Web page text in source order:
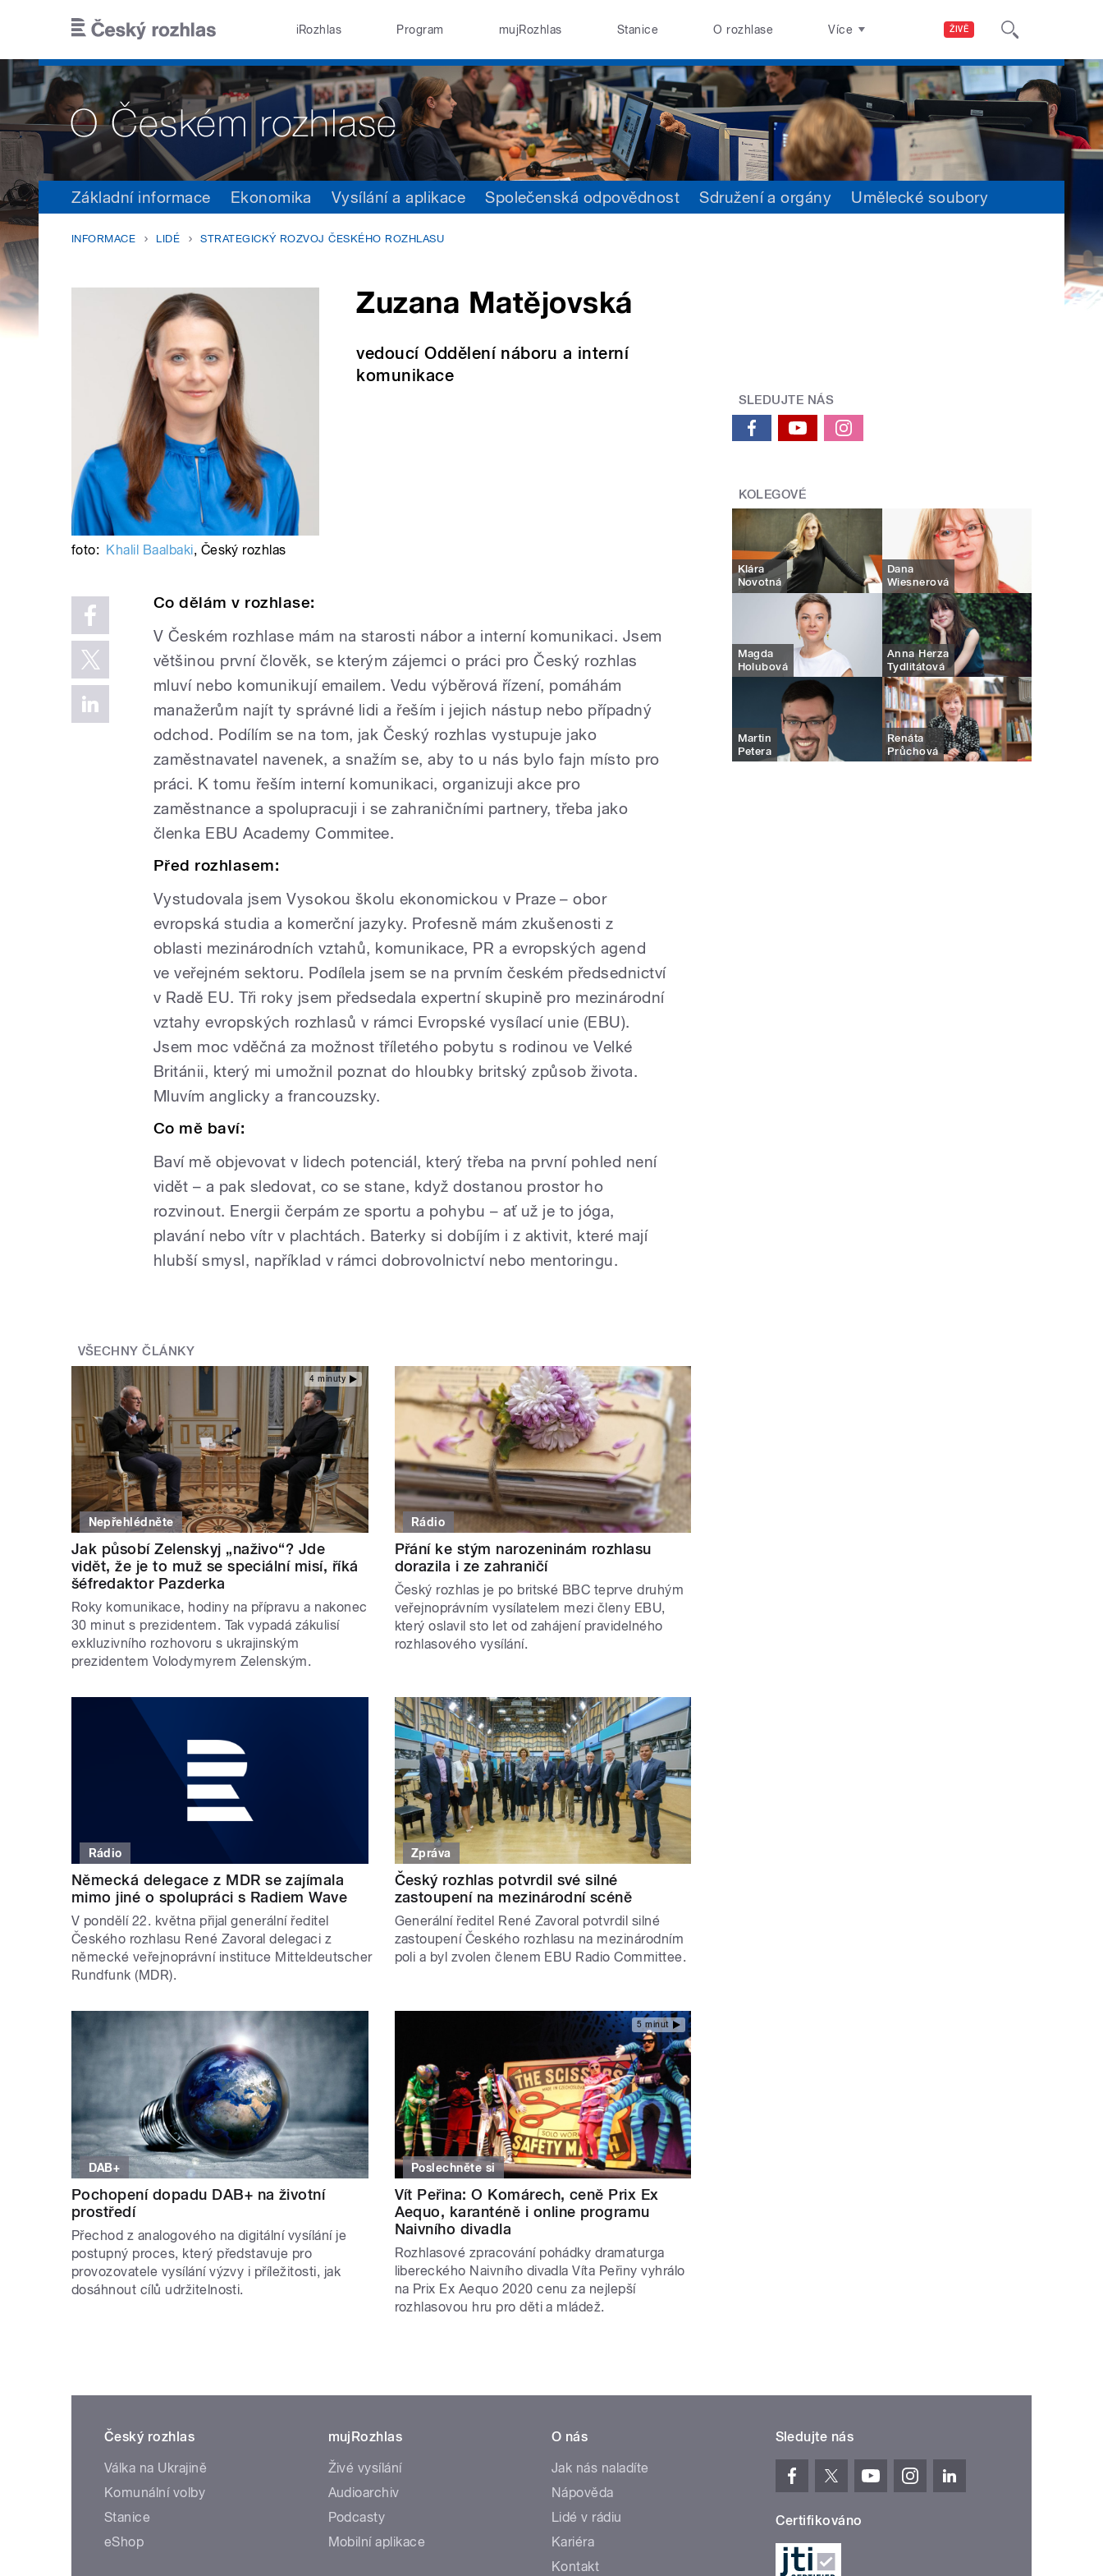
ŽIVĚ
iRozhlas Program mujRozhlas Stanice O rozhlase Více
Základní informace Ekonomika Vysílání a aplikace Společenská odpovědnost Sdružení a orgány Umělecké soubory
INFORMACE LIDÉ STRATEGICKÝ ROZVOJ ČESKÉHO ROZHLASU
Zuzana Matějovská
vedoucí Oddělení náboru a interní
komunikace
foto: Khalil Baalbaki, Český rozhlas
Co dělám v rozhlase:
V Českém rozhlase mám na starosti nábor a interní komunikaci. Jsem
většinou první člověk, se kterým zájemci o práci pro Český rozhlas
mluví nebo komunikují emailem. Vedu výběrová řízení, pomáhám
manažerům najít ty správné lidi a řeším i jejich nástup nebo případný
odchod. Podílím se na tom, jak Český rozhlas vystupuje jako
zaměstnavatel navenek, a snažím se, aby to u nás bylo fajn místo pro
práci. K tomu řeším interní komunikaci, organizuji akce pro
zaměstnance a spolupracuji i se zahraničními partnery, třeba jako
členka EBU Academy Commitee.
Před rozhlasem:
Vystudovala jsem Vysokou školu ekonomickou v Praze – obor
evropská studia a komerční jazyky. Profesně mám zkušenosti z
oblasti mezinárodních vztahů, komunikace, PR a evropských agend
ve veřejném sektoru. Podílela jsem se na prvním českém předsednictví
v Radě EU. Tři roky jsem předsedala expertní skupině pro mezinárodní
vztahy evropských rozhlasů v rámci Evropské vysílací unie (EBU).
Jsem moc vděčná za možnost tříletého pobytu s rodinou ve Velké
Británii, který mi umožnil poznat do hloubky britský způsob života.
Mluvím anglicky a francouzsky.
Co mě baví:
Baví mě objevovat v lidech potenciál, který třeba na první pohled není
vidět – a pak sledovat, co se stane, když dostanou prostor ho
rozvinout. Energii čerpám ze sportu a pohybu – ať už je to jóga,
plavání nebo vítr v plachtách. Baterky si dobíjím i z aktivit, které mají
hlubší smysl, například v rámci dobrovolnictví nebo mentoringu.
VŠECHNY ČLÁNKY
4 minuty
Nepřehlédněte
Jak působí Zelenskyj „naživo“? Jde
vidět, že je to muž se speciální misí, říká
šéfredaktor Pazderka
Roky komunikace, hodiny na přípravu a nakonec
30 minut s prezidentem. Tak vypadá zákulisí
exkluzivního rozhovoru s ukrajinským
prezidentem Volodymyrem Zelenským.
Rádio
Přání ke stým narozeninám rozhlasu
dorazila i ze zahraničí
Český rozhlas je po britské BBC teprve druhým
veřejnoprávním vysílatelem mezi členy EBU,
který oslavil sto let od zahájení pravidelného
rozhlasového vysílání.
Rádio
Německá delegace z MDR se zajímala
mimo jiné o spolupráci s Radiem Wave
V pondělí 22. května přijal generální ředitel
Českého rozhlasu René Zavoral delegaci z
německé veřejnoprávní instituce Mitteldeutscher
Rundfunk (MDR).
Zpráva
Český rozhlas potvrdil své silné
zastoupení na mezinárodní scéně
Generální ředitel René Zavoral potvrdil silné
zastoupení Českého rozhlasu na mezinárodním
poli a byl zvolen členem EBU Radio Committee.
DAB+
Pochopení dopadu DAB+ na životní
prostředí
Přechod z analogového na digitální vysílání je
postupný proces, který představuje pro
provozovatele vysílání výzvy i příležitosti, jak
dosáhnout cílů udržitelnosti.
5 minut
Poslechněte si
Vít Peřina: O Komárech, ceně Prix Ex
Aequo, karanténě i online programu
Naivního divadla
Rozhlasové zpracování pohádky dramaturga
libereckého Naivního divadla Víta Peřiny vyhrálo
na Prix Ex Aequo 2020 cenu za nejlepší
rozhlasovou hru pro děti a mládež.
SLEDUJTE NÁS
KOLEGOVÉ
Klára
Novotná
Dana
Wiesnerová
Magda
Holubová
Anna Herza
Tydlitátová
Martin
Petera
Renáta
Průchová
Český rozhlas
Válka na Ukrajině
Komunální volby
Stanice
eShop
mujRozhlas
Živé vysílání
Audioarchiv
Podcasty
Mobilní aplikace
O nás
Jak nás naladíte
Nápověda
Lidé v rádiu
Kariéra
Kontakt
Sledujte nás
Certifikováno